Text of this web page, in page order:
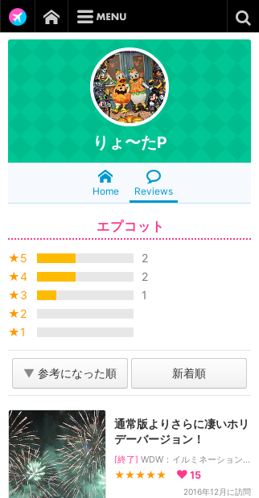
りょ〜たP
Home Reviews
エプコット
★5
2
★4
2
★3
1
★2
★1
▼ 参考になった順 新着順
通常版よりさらに凄いホリ
デーバージョン！
[終了] WDW：イルミネーションズ：リフレクション・オブ・アース
★★★★★ 15
2016年12月に訪問